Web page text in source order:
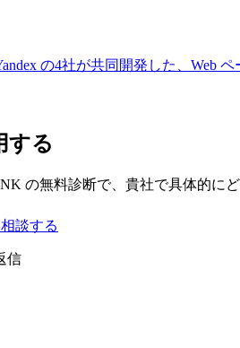
の4社が共同開発した、Web
する
の無料診断で、貴社で具体的に
談する
信